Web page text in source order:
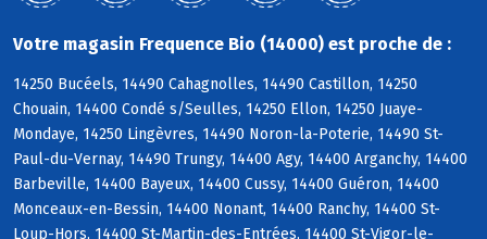
Votre magasin Frequence Bio (14000) est proche de :
14250 Bucéels, 14490 Cahagnolles, 14490 Castillon, 14250
Chouain, 14400 Condé s/Seulles, 14250 Ellon, 14250 Juaye-
Mondaye, 14250 Lingèvres, 14490 Noron-la-Poterie, 14490 St-
Paul-du-Vernay, 14490 Trungy, 14400 Agy, 14400 Arganchy, 14400
Barbeville, 14400 Bayeux, 14400 Cussy, 14400 Guéron, 14400
Monceaux-en-Bessin, 14400 Nonant, 14400 Ranchy, 14400 St-
Loup-Hors, 14400 St-Martin-des-Entrées, 14400 St-Vigor-le-